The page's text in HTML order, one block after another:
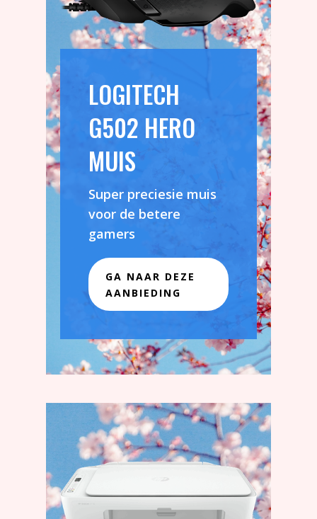
LOGITECH
G502 HERO
MUIS
Super preciesie muis
voor de betere
gamers
GA NAAR DEZE
AANBIEDING